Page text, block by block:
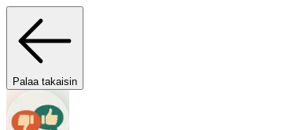
Palaa takaisin